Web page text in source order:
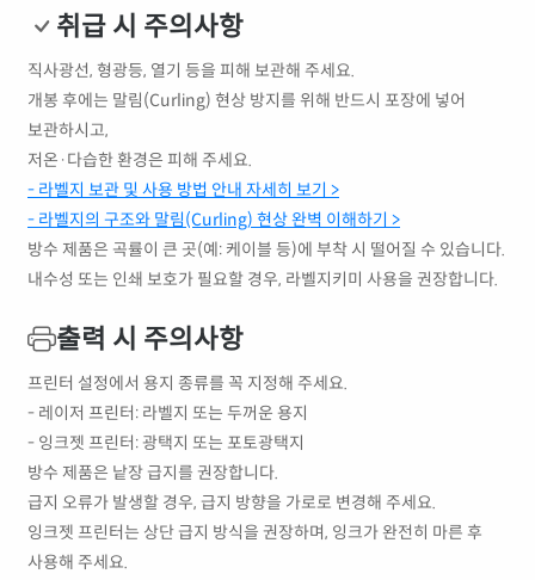
취급 시 주의사항
직사광선, 형광등, 열기 등을 피해 보관해 주세요.
개봉 후에는 말림(Curling) 현상 방지를 위해 반드시 포장에 넣어
보관하시고,
저온·다습한 환경은 피해 주세요.
- 라벨지 보관 및 사용 방법 안내 자세히 보기 >
- 라벨지의 구조와 말림(Curling) 현상 완벽 이해하기 >
방수 제품은 곡률이 큰 곳(예: 케이블 등)에 부착 시 떨어질 수 있습니다.
내수성 또는 인쇄 보호가 필요할 경우, 라벨지키미 사용을 권장합니다.
출력 시 주의사항
프린터 설정에서 용지 종류를 꼭 지정해 주세요.
- 레이저 프린터: 라벨지 또는 두꺼운 용지
- 잉크젯 프린터: 광택지 또는 포토광택지
방수 제품은 낱장 급지를 권장합니다.
급지 오류가 발생할 경우, 급지 방향을 가로로 변경해 주세요.
잉크젯 프린터는 상단 급지 방식을 권장하며, 잉크가 완전히 마른 후
사용해 주세요.